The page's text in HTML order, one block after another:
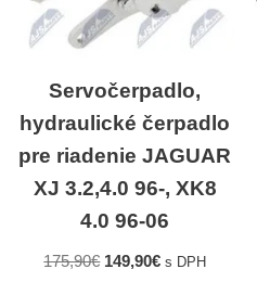
Servočerpadlo,
hydraulické čerpadlo
pre riadenie JAGUAR
XJ 3.2,4.0 96-, XK8
4.0 96-06
175,90€ 149,90€ s DPH